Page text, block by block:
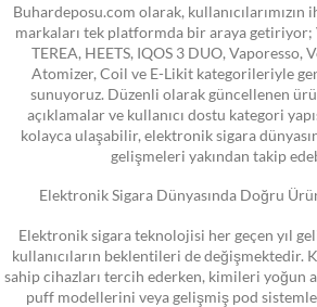
Buhardeposu.com olarak,
markaları tek platformda bir araya getiriyor;
TEREA, HEETS, IQOS 3 DUO, Vaporesso,
Atomizer, Coil ve E-Likit kategorileriyle
sunuyoruz. Düzenli olarak güncellenen
açıklamalar ve kullanıcı dostu kategori
kolayca ulaşabilir, elektronik sigara
gelişmeleri yakından takip
Elektronik Sigara Dünyasında Doğru
Elektronik sigara teknolojisi her geçen yıl
kullanıcıların beklentileri de değişmektedir.
sahip cihazları tercih ederken, kimileri yoğun
puff modellerini veya gelişmiş pod